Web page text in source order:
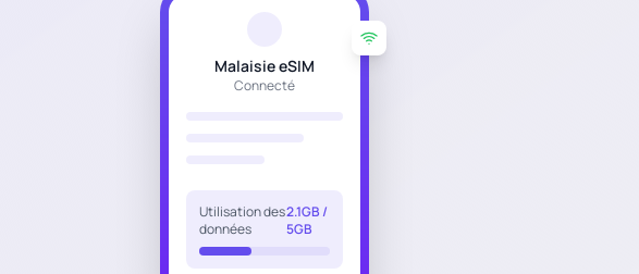
Malaisie eSIM
Connecté
Utilisation des
données
2.1GB /
5GB